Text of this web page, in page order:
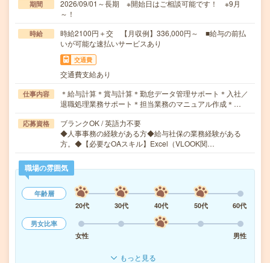
期間
2026/09/01～長期 ※開始日はご相談可能です！ ※9月
～！
時給
時給2100円＋交 【月収例】336,000円～ ■給与の前払
いが可能な速払いサービスあり
交通費
交通費支給あり
仕事内容
＊給与計算＊賞与計算＊勤怠データ管理サポート＊入社／
退職処理業務サポート＊担当業務のマニュアル作成＊…
応募資格
ブランクOK / 英語力不要
◆人事事務の経験がある方◆給与社保の業務経験がある
方。◆【必要なOAスキル】Excel（VLOOK関…
職場の雰囲気
年齢層
20代
30代 40代 50代
60代
男女比率
女性
男性
もっと見る